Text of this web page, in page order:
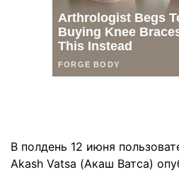
В полдень 12 июня
Akash Vatsa (Акаш Ватса)